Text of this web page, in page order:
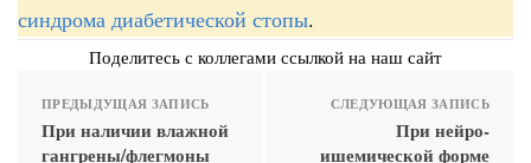
синдрома диабетической стопы.
Поделитесь с коллегами ссылкой на наш сайт
ПРЕДЫДУЩАЯ ЗАПИСЬ
При наличии влажной
гангрены/флегмоны
СЛЕДУЮЩАЯ ЗАПИСЬ
При нейро-
ишемической форме